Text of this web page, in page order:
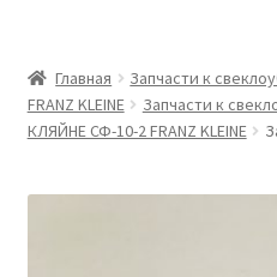
Главная
Запчасти к
FRANZ KLEINE
Запчасти к
КЛЯЙНЕ СФ-10-2 FRANZ KLEINE